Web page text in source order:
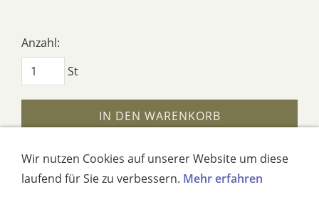
Anzahl:
St
IN DEN WARENKORB
AUF DEN MERKZETTEL
Wir nutzen Cookies auf unserer Website um diese
laufend für Sie zu verbessern. Mehr erfahren